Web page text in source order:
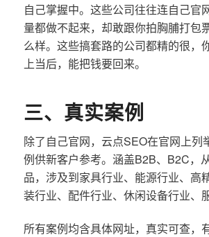
自己掌握中。这些公司往往连自己官
量都做不起来，却敢跟你拍胸脯打包
么样。这些搞套路的公司都精的很，
上当后，能把钱要回来。
三、真实案例
除了自己官网，云点SEO在官网上列
例供新客户参考。涵盖B2B、B2C，
品，涉及到家具行业、能源行业、高
装行业、配件行业、休闲设备行业、
所有案例均含具体网址，真实可查，